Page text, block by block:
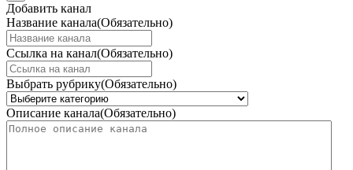
Добавить канал
Название канала(Обязательно)
Ссылка на канал(Обязательно)
Выбрать рубрику(Обязательно)
Описание канала(Обязательно)